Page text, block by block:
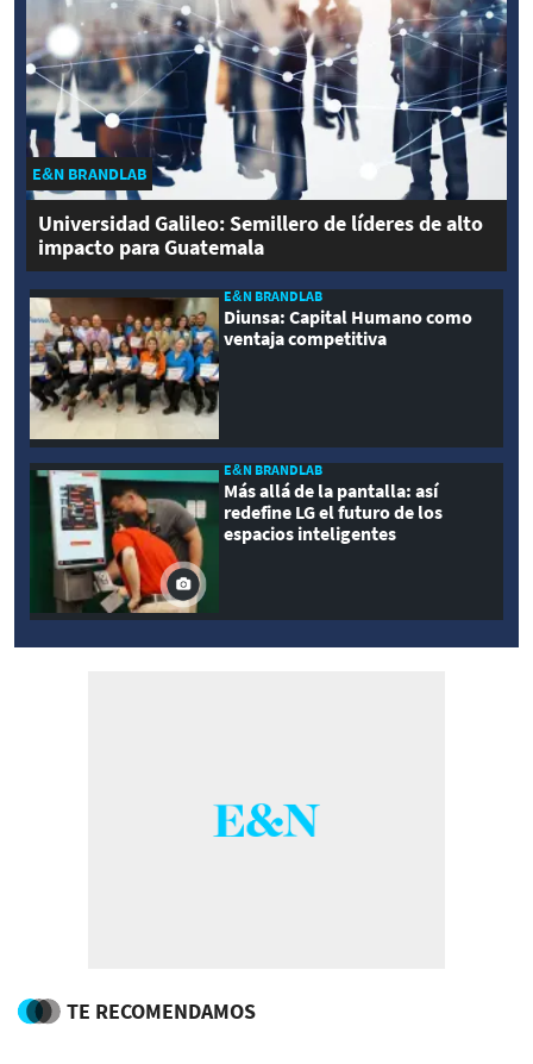
E&N BRANDLAB
Universidad Galileo: Semillero de líderes de alto
impacto para Guatemala
E&N BRANDLAB
Diunsa: Capital Humano como
ventaja competitiva
E&N BRANDLAB
Más allá de la pantalla: así
redefine LG el futuro de los
espacios inteligentes
TE RECOMENDAMOS